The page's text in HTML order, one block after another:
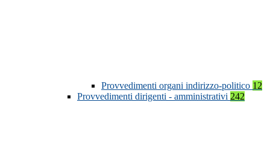
Provvedimenti organi indirizzo-politico 12
Provvedimenti dirigenti - amministrativi 242